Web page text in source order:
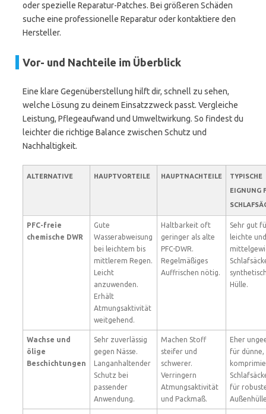
oder spezielle Reparatur-Patches. Bei größeren Schäden
suche eine professionelle Reparatur oder kontaktiere den
Hersteller.
Vor- und Nachteile im Überblick
Eine klare Gegenüberstellung hilft dir, schnell zu sehen,
welche Lösung zu deinem Einsatzzweck passt. Vergleiche
Leistung, Pflegeaufwand und Umweltwirkung. So findest du
leichter die richtige Balance zwischen Schutz und
Nachhaltigkeit.
ALTERNATIVE HAUPTVORTEILE HAUPTNACHTEILE
TYPISCHE
EIGNUNG
PFC-freie
chemische DWR
Gute
Wasserabweisung
bei leichtem bis
mittlerem Regen.
Leicht
anzuwenden.
Erhält
Atmungsaktivität
weitgehend.
Haltbarkeit oft
geringer als alte
PFC-DWR.
Regelmäßiges
Auffrischen nötig.
Sehr gut
leichte und
Hülle.
Wachse und
ölige
Beschichtungen
Sehr zuverlässig
gegen Nässe.
Langanhaltender
Schutz bei
passender
Anwendung.
Machen Stoff
steifer und
schwerer.
Verringern
Atmungsaktivität
und Packmaß.
Eher
für dünne,
für